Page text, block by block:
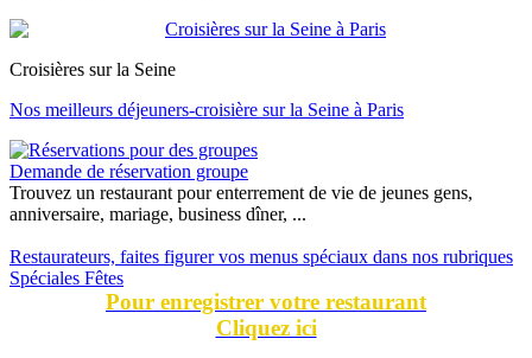
Croisières sur la Seine
Nos meilleurs déjeuners-croisière sur la Seine à Paris
Demande de réservation groupe
Trouvez un restaurant pour enterrement de vie de jeunes gens,
anniversaire, mariage, business dîner, ...
Restaurateurs, faites figurer vos menus spéciaux dans nos rubriques
Spéciales Fêtes
Pour enregistrer votre restaurant
Cliquez ici